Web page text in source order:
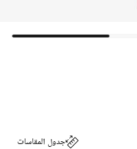
جدول المقاسات